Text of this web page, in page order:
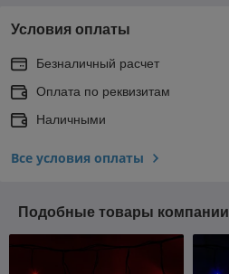
Условия оплаты
Безналичный расчет
Оплата по реквизитам
Наличными
Все условия оплаты
Подобные товары компании